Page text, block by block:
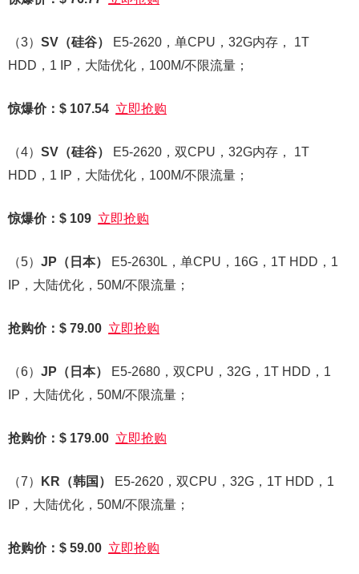
（3） SV （硅谷）
E5-2620，单CPU，32G内存， 1T
HDD，1 IP，大陆优化，100M/不限流量；
惊爆价：$ 107.54 立即抢购
（4） SV （硅谷）
E5-2620，双CPU，32G内存， 1T
HDD，1 IP，大陆优化，100M/不限流量；
惊爆价：$ 109 立即抢购
（5） JP （日本）
E5-2630L，单CPU，16G，1T HDD，1
IP，大陆优化，50M/不限流量；
抢购价：$ 79.00 立即抢购
（6） JP （日本）
E5-2680，双CPU，32G，1T HDD，1
IP，大陆优化，50M/不限流量；
抢购价：$ 179.00 立即抢购
（7） KR （韩国）
E5-2620，双CPU，32G，1T HDD，1
IP，大陆优化，50M/不限流量；
抢购价：$ 59.00 立即抢购